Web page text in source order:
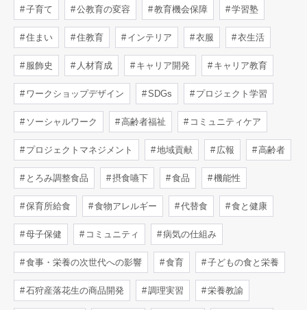
子育て 公教育の変容 教育機会保障 学習塾
住まい 住教育 インテリア 衣服 衣生活
服飾史 人材育成 キャリア開発 キャリア教育
ワークショップデザイン SDGs プロジェクト学習
ソーシャルワーク 高齢者福祉 コミュニティケア
プロジェクトマネジメント 地域貢献 広報 高齢者
とろみ調整食品 摂食嚥下 食品 機能性
保育所給食 食物アレルギー 代替食 食と健康
母子保健 コミュニティ 病気の仕組み
食事・栄養の次世代への影響 食育 子どもの食と栄養
石狩産落花生の商品開発 調理実習 栄養教諭